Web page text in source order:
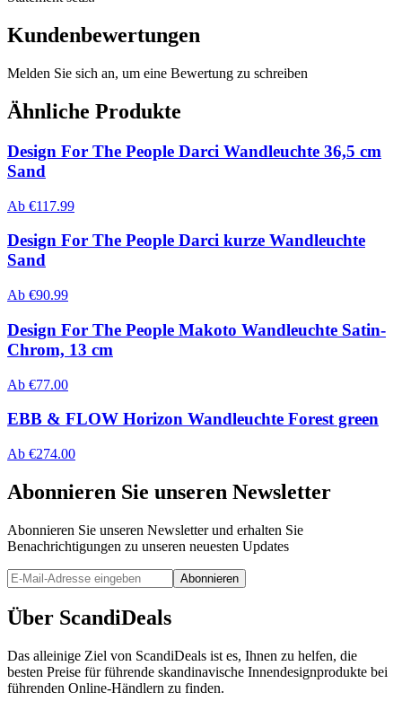
Kundenbewertungen
Melden Sie sich an, um eine Bewertung zu schreiben
Ähnliche Produkte
Design For The People Darci Wandleuchte 36,5 cm
Sand
Ab €117.99
Design For The People Darci kurze Wandleuchte
Sand
Ab €90.99
Design For The People Makoto Wandleuchte Satin-
Chrom, 13 cm
Ab €77.00
EBB & FLOW Horizon Wandleuchte Forest green
Ab €274.00
Abonnieren Sie unseren Newsletter
Abonnieren Sie unseren Newsletter und erhalten Sie
Benachrichtigungen zu unseren neuesten Updates
Abonnieren
Über ScandiDeals
Das alleinige Ziel von ScandiDeals ist es, Ihnen zu helfen, die
besten Preise für führende skandinavische Innendesignprodukte bei
führenden Online-Händlern zu finden.